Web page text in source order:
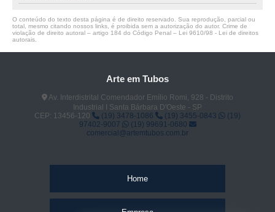
O conteúdo do texto desta página é de direito reservado. Sua reprodução, parcial ou
total, mesmo citando nossos links, é proibida sem a autorização do autor. Crime de
violação de direito autoral – artigo 184 do Código Penal – Lei 9610/98 - Lei de direitos
autorais
Arte em Tubos
Av. Interdistrital Comendador Emílio Romi, 928 - Distrito
Industrial I Santa Bárbara D'Oeste - SP
CEP: 13456-120
(19) 3478-1086 (19) 3455-0843
(19)
97402-9007
(19) 99691-0680
comercial@artemtubos.com.br
Home